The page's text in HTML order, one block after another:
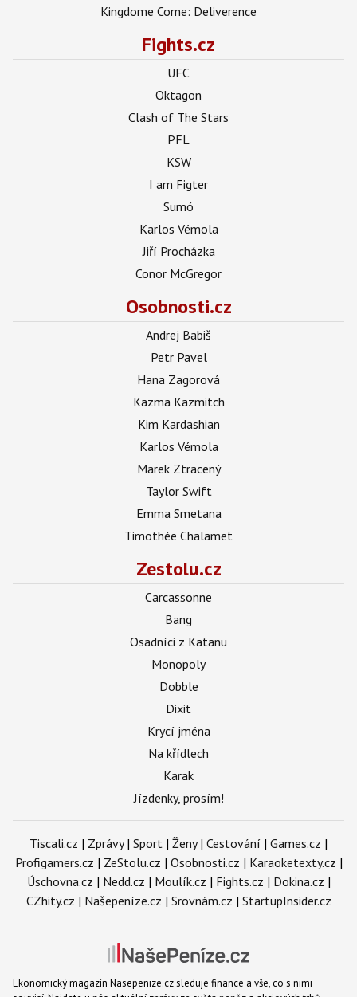
Kingdome Come: Deliverence
Fights.cz
UFC
Oktagon
Clash of The Stars
PFL
KSW
I am Figter
Sumó
Karlos Vémola
Jiří Procházka
Conor McGregor
Osobnosti.cz
Andrej Babiš
Petr Pavel
Hana Zagorová
Kazma Kazmitch
Kim Kardashian
Karlos Vémola
Marek Ztracený
Taylor Swift
Emma Smetana
Timothée Chalamet
Zestolu.cz
Carcassonne
Bang
Osadníci z Katanu
Monopoly
Dobble
Dixit
Krycí jména
Na křídlech
Karak
Jízdenky, prosím!
Tiscali.cz | Zprávy| Sport | Ženy| Cestování | Games.cz |
Profigamers.cz | ZeStolu.cz | Osobnosti.cz | Karaoketexty.cz |
Úschovna.cz | Nedd.cz | Moulík.cz | Fights.cz | Dokina.cz |
CZhity.cz | Našepeníze.cz | Srovnám.cz | StartupInsider.cz
Ekonomický magazín Nasepenize.cz sleduje finance a vše, co s nimi